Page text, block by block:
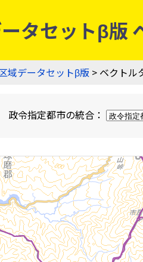
タセットβ版
域データセットβ版 > ベクトル
政令指定都市の統合：